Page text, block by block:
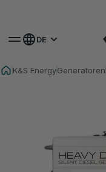
DE
K&S EnergyGeneratoren